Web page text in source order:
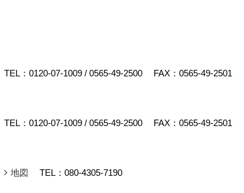
TEL： 0120-07-1009 / 0565-49-2500
FAX：0565-49-2501
TEL： 0120-07-1009 / 0565-49-2500
FAX：0565-49-2501
地図 TEL： 080-4305-7190